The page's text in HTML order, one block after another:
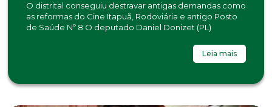
O distrital conseguiu destravar antigas demandas como
as reformas do Cine Itapuã, Rodoviária e antigo Posto
de Saúde Nº 8 O deputado Daniel Donizet (PL)
Leia mais